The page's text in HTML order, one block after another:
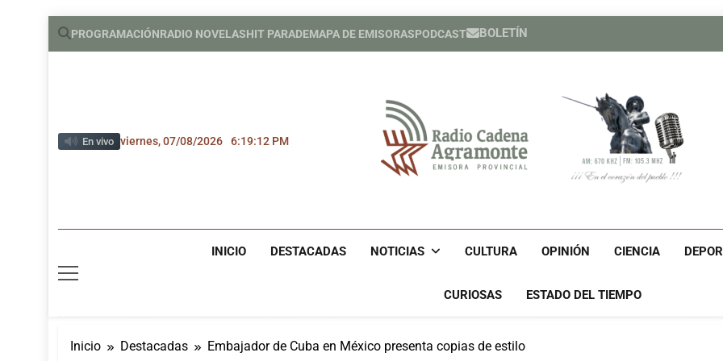
Saltar
PROGRAMACIÓNRADIO NOVELASHIT PARADEMAPA DE EMISORASPODCAST BOLETÍN
Héroe
Héroe
España
En vivo viernes, 07/08/2026 6:19:12 PM
Radio Cadena
INICIO DESTACADAS NOTICIAS CULTURA OPINIÓN CIENCIA
CURIOSAS ESTADO DEL TIEMPO
Inicio Destacadas Embajador de Cuba en México presenta copias de estilo